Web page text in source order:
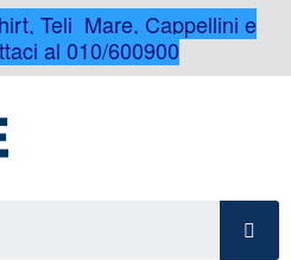
Teli Mare, Cappellini e
al 010/600900